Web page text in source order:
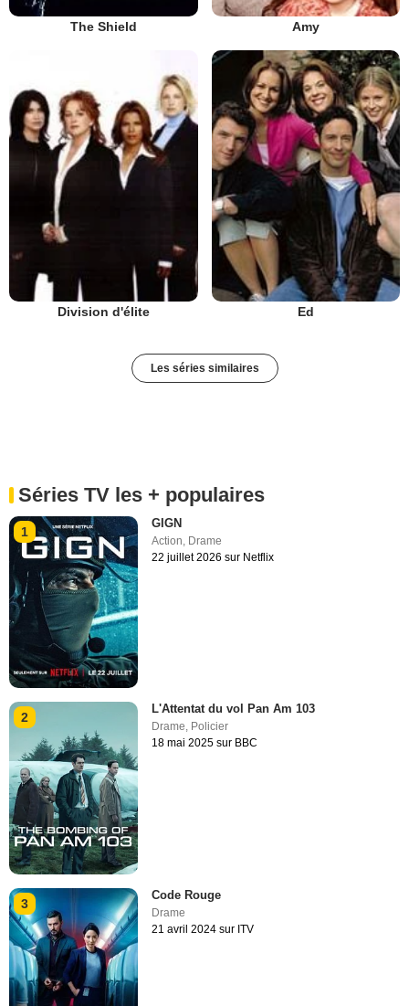
The Shield Amy
Division d'élite Ed
Les séries similaires
Séries TV les + populaires
1
GIGN
Action, Drame
22 juillet 2026 sur Netflix
2
L'Attentat du vol Pan Am 103
Drame, Policier
18 mai 2025 sur BBC
3
Code Rouge
Drame
21 avril 2024 sur ITV